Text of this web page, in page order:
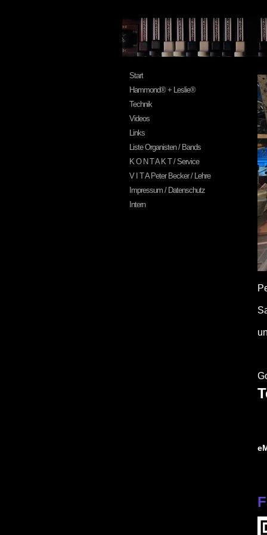
Start
Hammond® + Leslie®
Technik
Videos
Links
Liste Organisten / Bands
K O N T A K T / Service
V I T A Peter Becker / Lehre
Impressum / Datenschutz
Intern